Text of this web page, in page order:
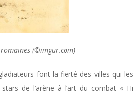
romaines (©imgur.com)
font la fierté des villes qui les
de l’arène à l’art du combat « Hi